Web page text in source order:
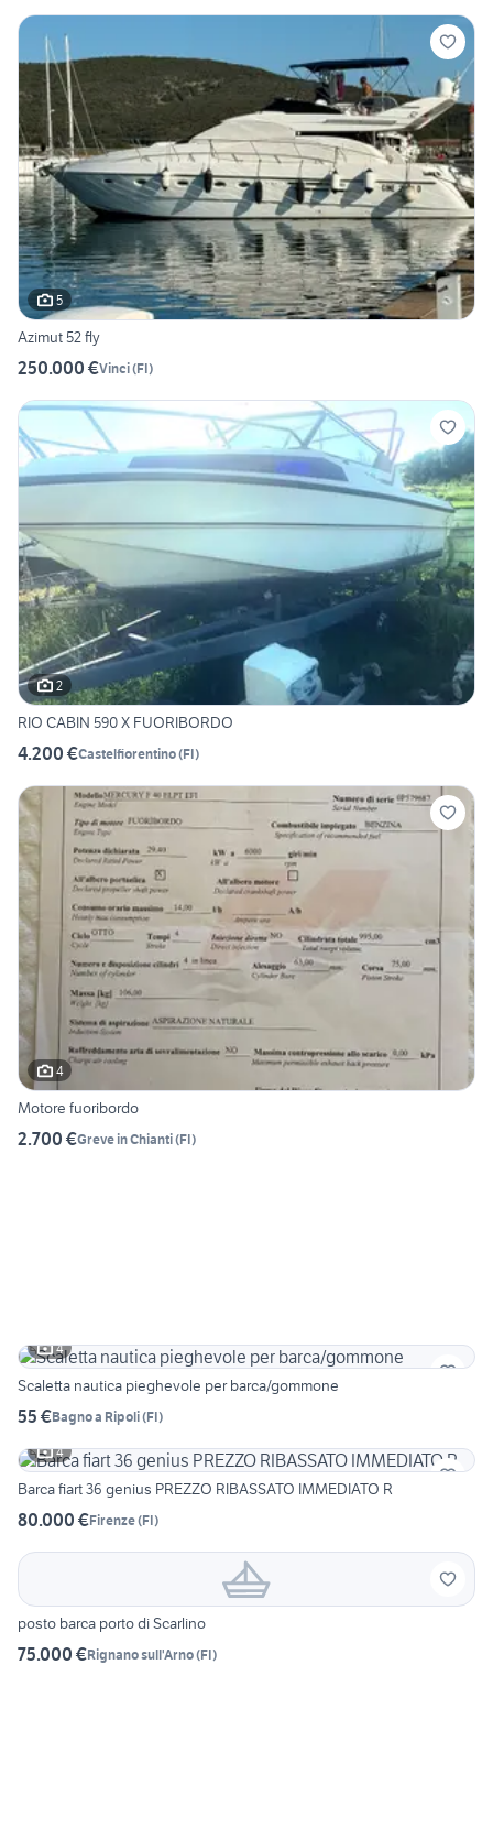
5
Azimut 52 fly
250.000 €Vinci(FI)
2
RIO CABIN 590 X FUORIBORDO
4.200 €Castelfiorentino(FI)
4
Motore fuoribordo
2.700 €Greve in Chianti(FI)
4
Scaletta nautica pieghevole per barca/gommone
55 €Bagno a Ripoli(FI)
4
Barca fiart 36 genius PREZZO RIBASSATO IMMEDIATO R
80.000 €Firenze(FI)
posto barca porto di Scarlino
75.000 €Rignano sull'Arno(FI)